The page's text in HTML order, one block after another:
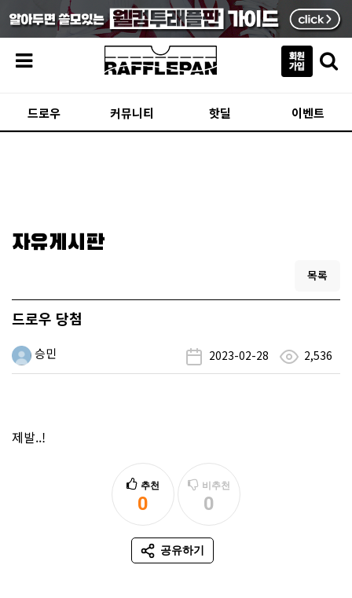
드로우 커뮤니티 핫딜 이벤트
자유게시판
목록
드로우 당첨
승민 2023-02-28 2,536
제발..!
추천
0
추천
비추천
0
비추천
공유하기
SNS 공유